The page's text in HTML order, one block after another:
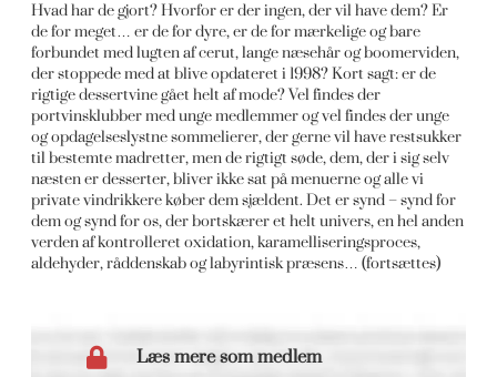
Hvad har de gjort? Hvorfor er der ingen, der vil have dem? Er
de for meget… er de for dyre, er de for mærkelige og bare
forbundet med lugten af cerut, lange næsehår og boomerviden,
der stoppede med at blive opdateret i 1998? Kort sagt: er de
rigtige dessertvine gået helt af mode? Vel findes der
portvinsklubber med unge medlemmer og vel findes der unge
og opdagelseslystne sommelierer, der gerne vil have restsukker
til bestemte madretter, men de rigtigt søde, dem, der i sig selv
næsten er desserter, bliver ikke sat på menuerne og alle vi
private vindrikkere køber dem sjældent. Det er synd – synd for
dem og synd for os, der bortskærer et helt univers, en hel anden
verden af kontrolleret oxidation, karamelliseringsproces,
aldehyder, råddenskab og labyrintisk præsens… (fortsættes)
Læs mere som medlem